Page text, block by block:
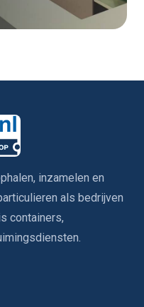
inzamelen en
als bedrijven
containers,